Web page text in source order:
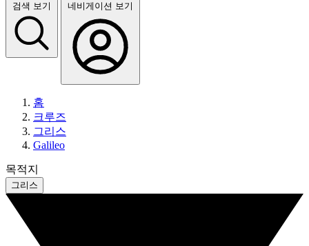
검색 보기 네비게이션 보기
홈
크루즈
그리스
Galileo
목적지
그리스